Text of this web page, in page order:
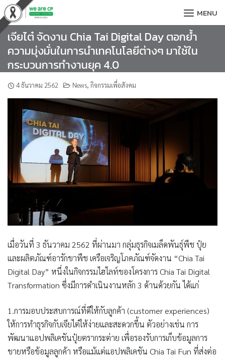
Skip
to
content
MENU
เจียไต๋ จัดงาน Chia Tai Digital Day ตอกย้ำ
ความมุ่งมั่นในการนำเทคโนโลยีต่างๆ มาใช้ใน
กระบวนการทำงานยุค 4.0
4 ธันวาคม 2562 News, กิจกรรมเพื่อสังคม
เมื่อวันที่ 3 ธันวาคม 2562 ที่ผ่านมา กลุ่มธุรกิจเมล็ดพันธุ์พืช ปุ๋ย
และผลิตภัณฑ์อารักขาพืช เครือเจริญโภคภัณฑ์จัดงาน “Chia Tai
Digital Day” หนึ่งในกิจกรรมไฮไลท์ของโครงการChia Tai Digital
Transformation ซึ่งมีการดำเนินงานหลัก 3 ด้านด้วยกัน ได้แก่
1.การมอบประสบการณ์ที่ดีให้กับลูกค้า (customer experiences)
ให้การทำธุรกิจกับเจียไต๋ให้ง่ายและสะดวกขึ้น ตัวอย่างเช่น การ
พัฒนาแอปพลิเคชันปุ๋ยตรากระต่าย เพื่อรองรับการเก็บข้อมูลการ
ขายหรือข้อมูลลูกค้า หรือแม้แต่แอปพลิเคชัน Chia Tai Fun ที่ส่งต่อ